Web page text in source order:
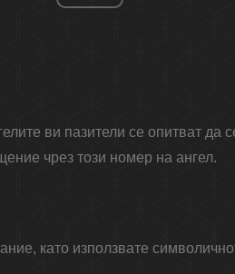
ви пазители се опитват да
чрез този номер на ангел.
като използвате